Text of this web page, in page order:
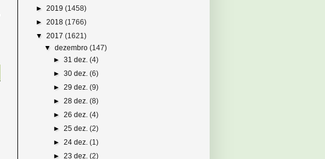
► 2019 (1458)
► 2018 (1766)
▼ 2017 (1621)
▼dezembro(147)
► 31 dez. (4)
► 30 dez. (6)
► 29 dez. (9)
► 28 dez. (8)
► 26 dez. (4)
► 25 dez. (2)
► 24 dez. (1)
► 23 dez. (2)